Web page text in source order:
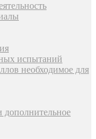
испытаний
необходимое для